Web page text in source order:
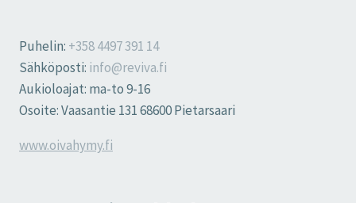
Puhelin: +358 4497 391 14
Sähköposti: info@reviva.fi
Aukioloajat: ma-to 9-16
Osoite: Vaasantie 131 68600 Pietarsaari
www.oivahymy.fi